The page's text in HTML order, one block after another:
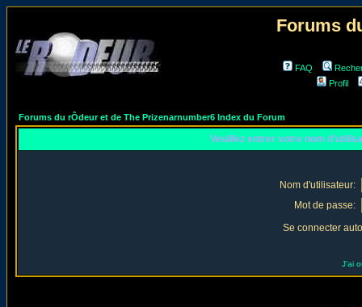
Forums
FAQ
Profil
Forums du rÔdeur et de The Prizenarnumber6 Index du Forum
Veuillez entrer votre nom
Nom d'utilisateur:
Mot de passe:
Se connecter
J'ai